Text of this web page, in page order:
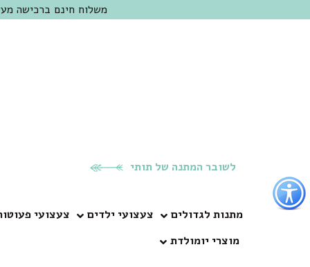
כפתור
לפתיחת
תפריט
נגישות
משלוח חינם ברכישה מעל 300 ש"ח | אופציה למשלוח מהיום להיום באזור המרכז | מוזמנים לבקר בחנות
לשובר המתנה של תותי
מתנות לגדולים צעצועי ילדים
צעצועי
מוצרי יומולדת